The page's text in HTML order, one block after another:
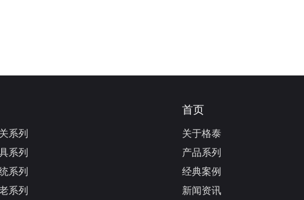
系列
系列
系列
系列
首页
关于格泰
产品系列
经典案例
新闻资讯